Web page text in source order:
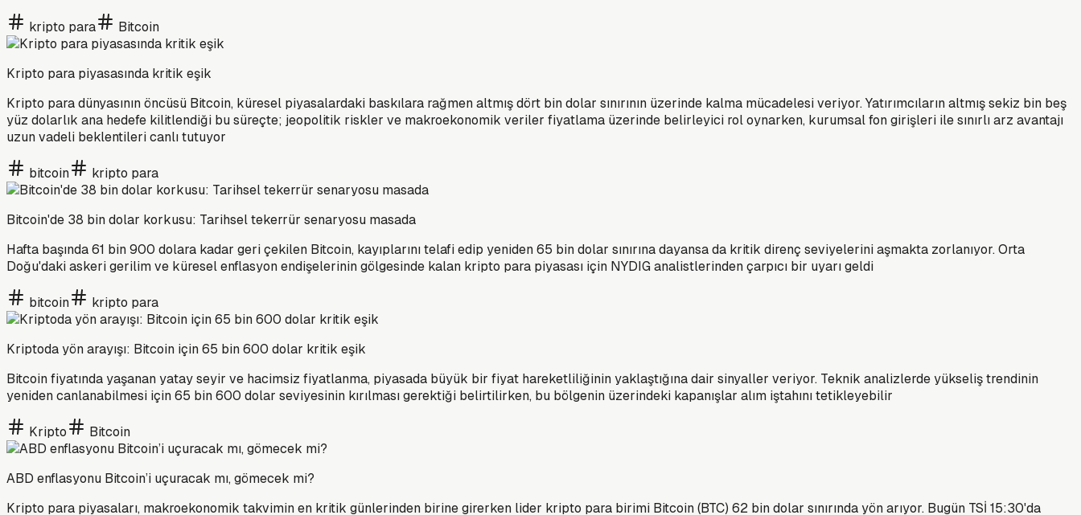
kripto para Bitcoin
Kripto para piyasasında kritik eşik
Kripto para dünyasının öncüsü Bitcoin, küresel piyasalardaki baskılara rağmen altmış dört bin dolar sınırının üzerinde kalma mücadelesi veriyor. Yatırımcıların altmış sekiz bin beş
yüz dolarlık ana hedefe kilitlendiği bu süreçte; jeopolitik riskler ve makroekonomik veriler fiyatlama üzerinde belirleyici rol oynarken, kurumsal fon girişleri ile sınırlı arz avantajı
uzun vadeli beklentileri canlı tutuyor
bitcoin kripto para
Bitcoin'de 38 bin dolar korkusu: Tarihsel tekerrür senaryosu masada
Hafta başında 61 bin 900 dolara kadar geri çekilen Bitcoin, kayıplarını telafi edip yeniden 65 bin dolar sınırına dayansa da kritik direnç seviyelerini aşmakta zorlanıyor. Orta
Doğu'daki askeri gerilim ve küresel enflasyon endişelerinin gölgesinde kalan kripto para piyasası için NYDIG analistlerinden çarpıcı bir uyarı geldi
bitcoin kripto para
Kriptoda yön arayışı: Bitcoin için 65 bin 600 dolar kritik eşik
Bitcoin fiyatında yaşanan yatay seyir ve hacimsiz fiyatlanma, piyasada büyük bir fiyat hareketliliğinin yaklaştığına dair sinyaller veriyor. Teknik analizlerde yükseliş trendinin
yeniden canlanabilmesi için 65 bin 600 dolar seviyesinin kırılması gerektiği belirtilirken, bu bölgenin üzerindeki kapanışlar alım iştahını tetikleyebilir
Kripto Bitcoin
ABD enflasyonu Bitcoin’i uçuracak mı, gömecek mi?
Kripto para piyasaları, makroekonomik takvimin en kritik günlerinden birine girerken lider kripto para birimi Bitcoin (BTC) 62 bin dolar sınırında yön arıyor. Bugün TSİ 15:30'da